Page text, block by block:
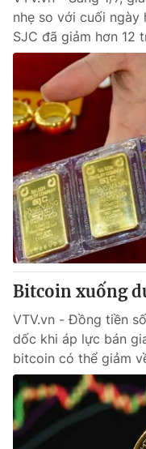
nhẹ so với cuối ngày
SJC đã giảm hơn 12
Bitcoin xuống
VTV.vn - Đồng tiền
dốc khi áp lực bán
bitcoin có thể giảm